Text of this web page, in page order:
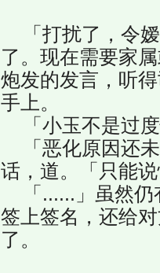
「打扰了，令嫒
了。现在需要家
炮发的发言，听
手上。
「小玉不是过
「恶化原因还未
话，道。「只能
「......」虽然仍
签上签名，还给
了。